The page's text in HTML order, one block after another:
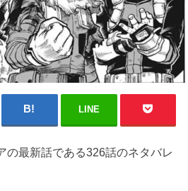
LINE
の最新話である326話のネタバレ